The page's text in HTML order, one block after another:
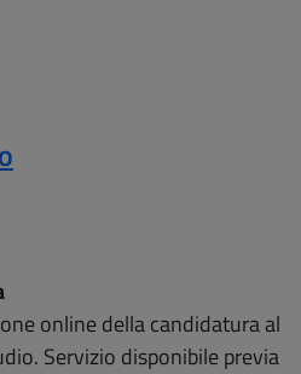
online della candidatura al
Servizio disponibile previa